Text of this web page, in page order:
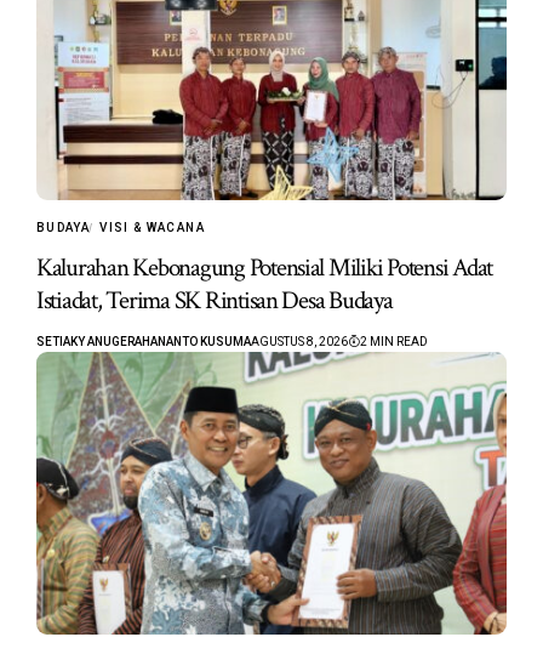
BUDAYA VISI & WACANA
Kalurahan Kebonagung Potensial Miliki Potensi Adat
Istiadat, Terima SK Rintisan Desa Budaya
SETIAKY ANUGERAHANANTO KUSUMAAGUSTUS 8, 2026 2 MIN READ